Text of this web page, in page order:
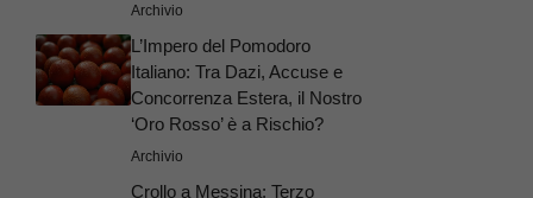
Archivio
L’Impero del Pomodoro
Italiano: Tra Dazi, Accuse e
Concorrenza Estera, il Nostro
‘Oro Rosso’ è a Rischio?
Archivio
Crollo a Messina: Terzo